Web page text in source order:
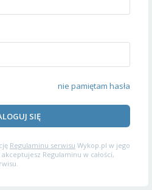
nie pamiętam hasła
SIĘ
Regulaminu serwisu Wykop.pl w jego
Regulaminu w całości,